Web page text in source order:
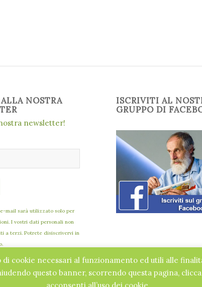
NOSTRA
newsletter!
mail sarà utilizzato solo per
I vostri dati personali non
a terzi. Potrete disiscrivervi in
ISCRIVITI AL
GRUPPO DI
cookie necessari al funzionamento ed utili alle
questo banner, scorrendo questa pagina,